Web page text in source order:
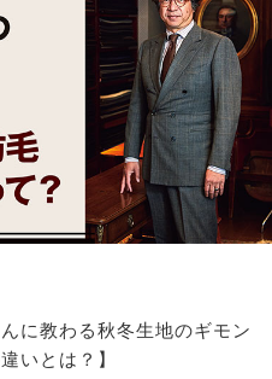
に教わる秋冬生地のギモン
いとは？】